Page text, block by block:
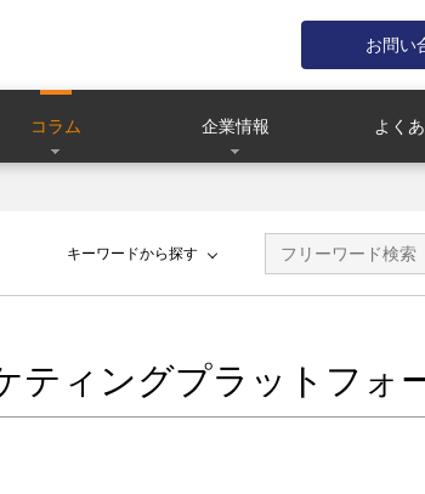
お問い
コラム 企業情報 よく
キーワードから探す
ティングプラットフォ